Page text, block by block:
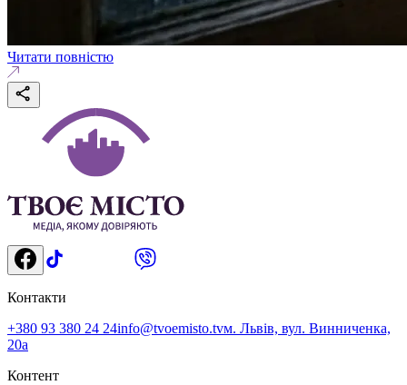
Читати повністю
Контакти
+380 93 380 24 24info@tvoemisto.tvм. Львів, вул. Винниченка,
20а
Контент